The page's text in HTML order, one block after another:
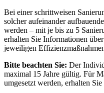
Bei einer schrittweisen
solcher aufeinander
werden – mit je bis zu 5
erhalten Sie Informationen
jeweiligen
Bitte beachten Sie: Der
maximal 15 Jahre gültig. Für
umge­setzt werden, erhalten